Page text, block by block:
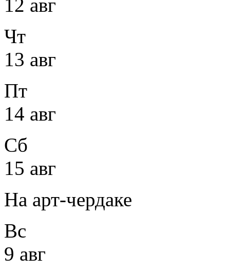
12 авг
Чт
13 авг
Пт
14 авг
Сб
15 авг
На арт-чердаке
Вс
9 авг